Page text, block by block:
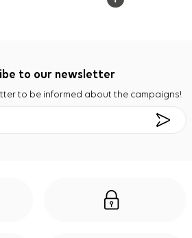
to our newsletter
to be informed about the campaigns!